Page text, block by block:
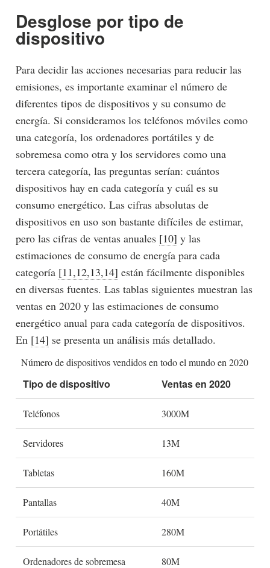
Desglose por tipo de
dispositivo
Para decidir las acciones necesarias para reducir las
emisiones, es importante examinar el número de
diferentes tipos de dispositivos y su consumo de
energía. Si consideramos los teléfonos móviles como
una categoría, los ordenadores portátiles y de
sobremesa como otra y los servidores como una
tercera categoría, las preguntas serían: cuántos
dispositivos hay en cada categoría y cuál es su
consumo energético. Las cifras absolutas de
dispositivos en uso son bastante difíciles de estimar,
pero las cifras de ventas anuales [10] y las
estimaciones de consumo de energía para cada
categoría [11,12,13,14] están fácilmente disponibles
en diversas fuentes. Las tablas siguientes muestran las
ventas en 2020 y las estimaciones de consumo
energético anual para cada categoría de dispositivos.
En [14] se presenta un análisis más detallado.
Número de dispositivos vendidos en todo el mundo en 2020
Tipo de dispositivo Ventas en 2020
Teléfonos 3000M
Servidores 13M
Tabletas 160M
Pantallas 40M
Portátiles 280M
Ordenadores de sobremesa 80M